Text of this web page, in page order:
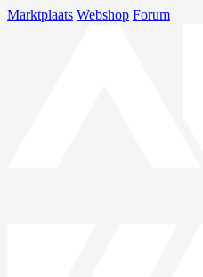
Marktplaats Webshop Forum